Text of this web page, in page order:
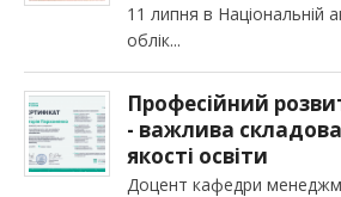
11 липня в Національній
облік
Професійний
- важлива
якості освіти
Доцент кафедри